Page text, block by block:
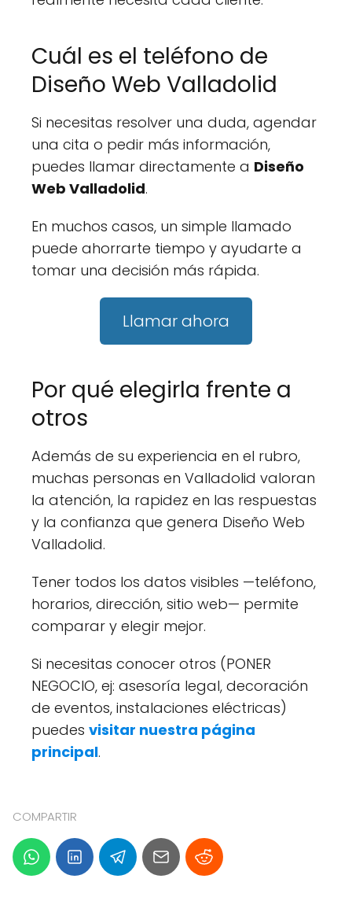
Cuál es el teléfono de
Diseño Web Valladolid
Si necesitas resolver una duda, agendar
una cita o pedir más información,
puedes llamar directamente a Diseño
Web Valladolid.
En muchos casos, un simple llamado
puede ahorrarte tiempo y ayudarte a
tomar una decisión más rápida.
Llamar ahora
Por qué elegirla frente a
otros
Además de su experiencia en el rubro,
muchas personas en Valladolid valoran
la atención, la rapidez en las respuestas
y la confianza que genera Diseño Web
Valladolid.
Tener todos los datos visibles —teléfono,
horarios, dirección, sitio web— permite
comparar y elegir mejor.
Si necesitas conocer otros (PONER
NEGOCIO, ej: asesoría legal, decoración
de eventos, instalaciones eléctricas)
puedes visitar nuestra página
principal.
COMPARTIR